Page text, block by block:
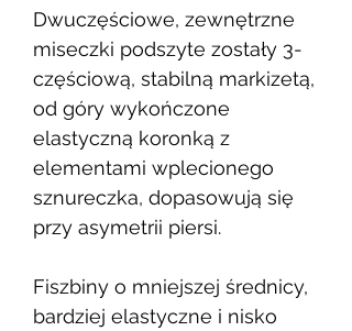
Dwuczęściowe, zewnętrzne
miseczki podszyte zostały 3-
częściową, stabilną markizetą,
od góry wykończone
elastyczną koronką z
elementami wplecionego
sznureczka, dopasowują się
przy asymetrii piersi.
Fiszbiny o mniejszej średnicy,
bardziej elastyczne i nisko